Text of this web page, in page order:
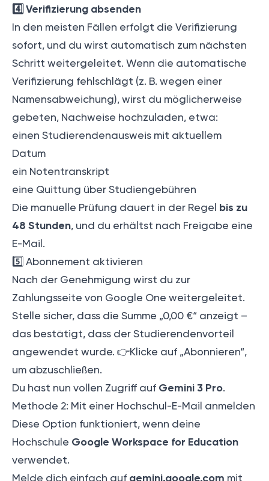
4️⃣ Verifizierung absenden
In den meisten Fällen erfolgt die Verifizierung
sofort, und du wirst automatisch zum nächsten
Schritt weitergeleitet. Wenn die automatische
Verifizierung fehlschlägt (z. B. wegen einer
Namensabweichung), wirst du möglicherweise
gebeten, Nachweise hochzuladen, etwa:
einen Studierendenausweis mit aktuellem
Datum
ein Notentranskript
eine Quittung über Studiengebühren
Die manuelle Prüfung dauert in der Regel bis zu
48 Stunden, und du erhältst nach Freigabe eine
E-Mail.
5️⃣ Abonnement aktivieren
Nach der Genehmigung wirst du zur
Zahlungsseite von Google One weitergeleitet.
Stelle sicher, dass die Summe „0,00 €“ anzeigt –
das bestätigt, dass der Studierendenvorteil
angewendet wurde. 👉️Klicke auf „Abonnieren“,
um abzuschließen.
Du hast nun vollen Zugriff auf Gemini 3 Pro.
Methode 2: Mit einer Hochschul-E-Mail anmelden
Diese Option funktioniert, wenn deine
Hochschule Google Workspace for Education
verwendet.
Melde dich einfach auf gemini.google.com mit